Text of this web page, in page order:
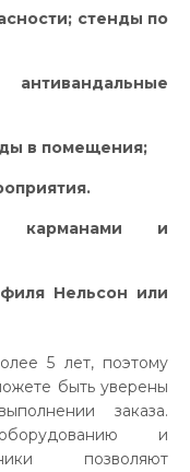
стенды по
в помещения;
и
Нельсон или
5 лет, поэтому
быть уверены
заказа.
и
позволяют